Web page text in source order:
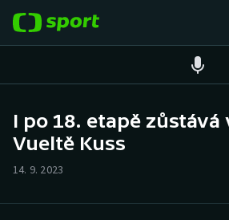
Hokej
I po 18. etapě zůstává
Vueltě Kuss
14. 9. 2023